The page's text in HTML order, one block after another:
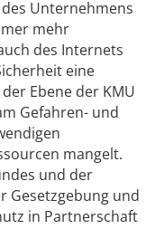
Unternehmens
mehr
des Internets
eine
Ebene der KMU
Gefahren- und
mangelt.
und der
Gesetzgebung und
in Partnerschaft